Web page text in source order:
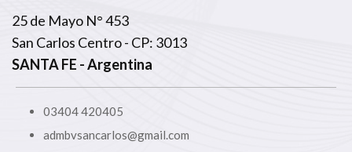
25 de Mayo N° 453
San Carlos Centro - CP: 3013
SANTA FE - Argentina
03404 420405
admbvsancarlos@gmail.com